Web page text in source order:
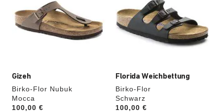
Gizeh
Birko-Flor Nubuk
Mocca
Price:
100,00 €
werden
die
Produktbilder
Florida Weichbettung
Birko-Flor
Schwarz
Price:
100,00 €
werden
die
Produktbilder
aktualisiert.